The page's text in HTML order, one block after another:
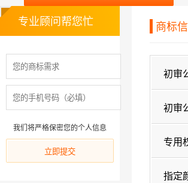
商标
初审
初审
专用
指定
专业顾问帮您忙
我们将严格保密您的个人信息